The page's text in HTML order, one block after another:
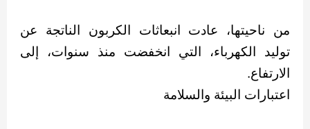
من ناحيتها، عادت انبعاثات الكربون الناتجة عن
توليد الكهرباء، التي انخفضت منذ سنوات، إلى
الارتفاع.
اعتبارات البيئة والسلامة